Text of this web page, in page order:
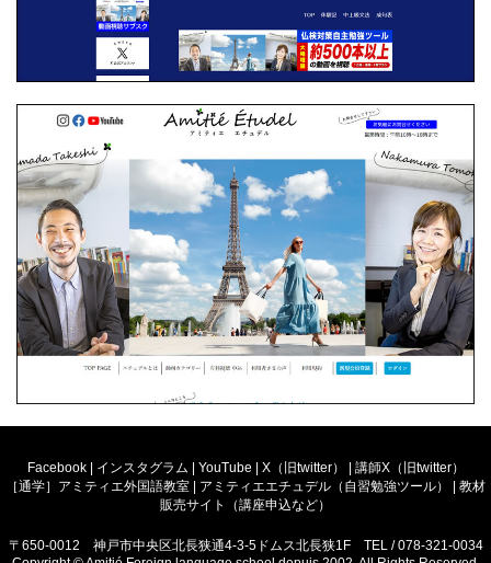
Facebook インスタグラム YouTube X（旧twitter）
講師X（旧twitter）
［通学］アミティエ外国語教室
アミティエエチュデル（自習勉強ツール）
教材
販売サイト（講座申込など）
〒650-0012 神戸市中央区北長狭通4-3-5ドムス北長狭1F TEL / 078-321-0034